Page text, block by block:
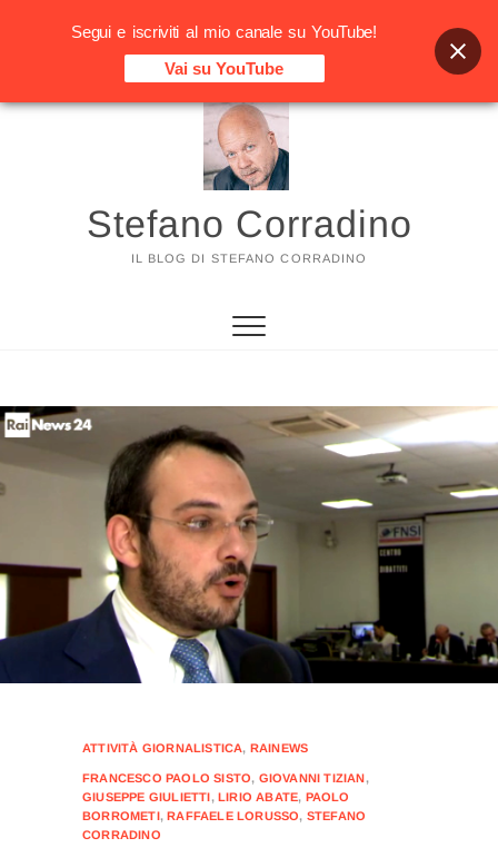
Vai
Stefano Corradino
IL BLOG DI STEFANO CORRADINO
ATTIVITÀ GIORNALISTICA, RAINEWS
FRANCESCO PAOLO SISTO, GIOVANNI TIZIAN,
GIUSEPPE GIULIETTI,LIRIO ABATE, PAOLO
BORROMETI,RAFFAELE LORUSSO, STEFANO
CORRADINO
Segui e iscriviti al mio canale su YouTube!
Vai su YouTube